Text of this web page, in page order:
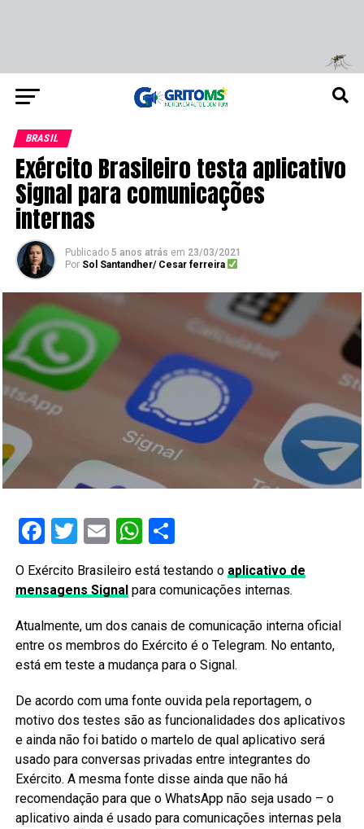
BRASIL
Exército Brasileiro testa aplicativo
Signal para comunicações
internas
Publicado 5 anos atrás em 23/03/2021
Por Sol Santandher/ Cesar ferreira
Facebook
Twitter
EmailWhatsApp
Share
O Exército Brasileiro está testando o aplicativo de
mensagens Signalpara comunicações internas.
Atualmente, um dos canais de comunicação interna oficial
entre os membros do Exército é o Telegram. No entanto,
está em teste a mudança para o Signal.
De acordo com uma fonte ouvida pela reportagem, o
motivo dos testes são as funcionalidades dos aplicativos
e ainda não foi batido o martelo de qual aplicativo será
usado para conversas privadas entre integrantes do
Exército. A mesma fonte disse ainda que não há
recomendação para que o WhatsApp não seja usado – o
aplicativo ainda é usado para comunicações internas pela